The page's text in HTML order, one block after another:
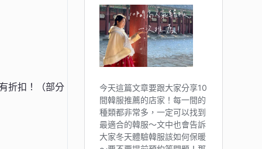
折扣！（部分